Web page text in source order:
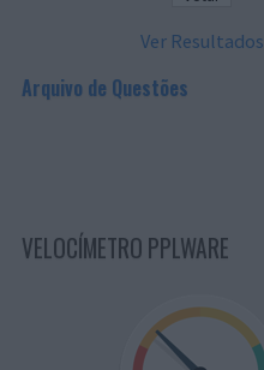
Ver Resultados
Arquivo de Questões
VELOCÍMETRO PPLWARE